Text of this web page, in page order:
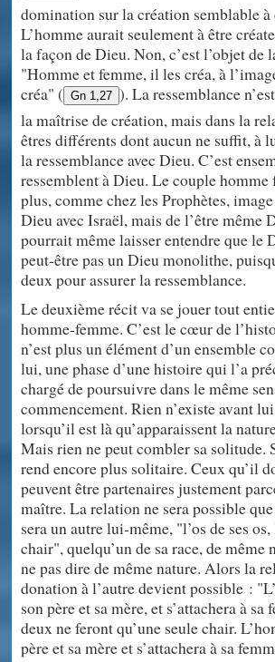
domination sur la création semblable
L’homme aurait seulement à être
la façon de Dieu. Non, c’est l’objet de
"Homme et femme, il les créa, à
créa" ( Gn 1,27 ). La ressemblance
la maîtrise de création, mais dans la
êtres différents dont aucun ne suffit, à
la ressemblance avec Dieu. C’est
ressemblent à Dieu. Le couple homme
plus, comme chez les Prophètes,
Dieu avec Israël, mais de l’être même
pourrait même laisser entendre que le
peut-être pas un Dieu monolithe,
deux pour assurer la ressemblance.
Le deuxième récit va se jouer tout
homme-femme. C’est le cœur de
n’est plus un élément d’un ensemble
lui, une phase d’une histoire qui l’a
chargé de poursuivre dans le même
commencement. Rien n’existe avant
lorsqu’il est là qu’apparaissent la
Mais rien ne peut combler sa solitude.
rend encore plus solitaire. Ceux qu’il
peuvent être partenaires justement
maître. La relation ne sera possible
sera un autre lui-même, "l’os de ses
chair", quelqu’un de sa race, de même
ne pas dire de même nature. Alors la
donation à l’autre devient possible :
son père et sa mère, et s’attachera à sa
deux ne feront qu’une seule chair.
père et sa mère et s’attachera à sa